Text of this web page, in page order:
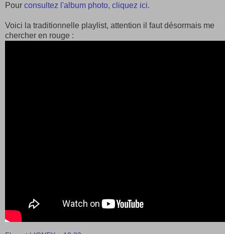
Pour consultez l'album photo, cliquez ici.
Voici la traditionnelle playlist, attention il faut désormais me
chercher en rouge :